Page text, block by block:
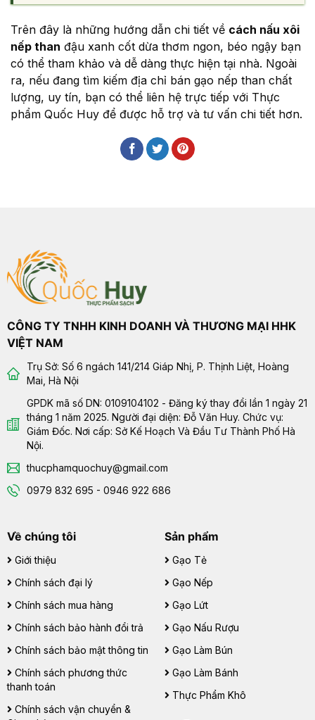
Trên đây là những hướng dẫn chi tiết về cách nấu xôi
nếp than đậu xanh cốt dừa thơm ngon, béo ngậy bạn
có thể tham khảo và dễ dàng thực hiện tại nhà. Ngoài
ra, nếu đang tìm kiếm địa chỉ bán gạo nếp than chất
lượng, uy tín, bạn có thể liên hệ trực tiếp với Thực
phẩm Quốc Huy để được hỗ trợ và tư vấn chi tiết hơn.
CÔNG TY TNHH KINH DOANH VÀ THƯƠNG MẠI HHK
VIỆT NAM
Trụ Sở: Số 6 ngách 141/214 Giáp Nhị, P. Thịnh Liệt, Hoàng
Mai, Hà Nội
GPDK mã số DN: 0109104102 - Đăng ký thay đổi lần 1 ngày 21
tháng 1 năm 2025. Người đại diện: Đỗ Văn Huy. Chức vụ:
Giám Đốc. Nơi cấp: Sở Kế Hoạch Và Đầu Tư Thành Phố Hà
Nội.
thucphamquochuy@gmail.com
0979 832 695 - 0946 922 686
Về chúng tôi
Giới thiệu
Chính sách đại lý
Chính sách mua hàng
Chính sách bảo hành đổi trả
Chính sách bảo mật thông tin
Chính sách phương thức
thanh toán
Chính sách vận chuyển &
Sản phẩm
Gạo Tẻ
Gạo Nếp
Gạo Lứt
Gạo Nấu Rượu
Gạo Làm Bún
Gạo Làm Bánh
Thực Phẩm Khô